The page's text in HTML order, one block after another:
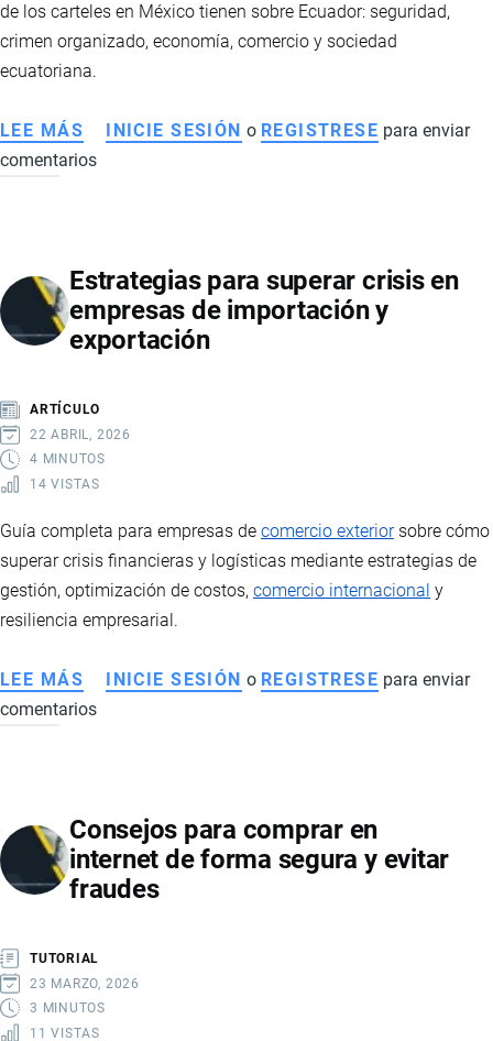
de los carteles en México tienen sobre Ecuador: seguridad,
crimen organizado, economía, comercio y sociedad
ecuatoriana.
LEE MÁS SOBRE
CÓMO
LA
MUERTE
DE
LA
VIOLENCIA
NARCOTRÁFICO
TRANSNACIONAL
INICIE SESIÓN o REGISTRESE para enviar
comentarios
Estrategias para superar crisis en
empresas de importación y
exportación
ARTÍCULO
22 ABRIL, 2026
4 MINUTOS
14 VISTAS
Guía completa para empresas de comercio exteriorsobre cómo
superar crisis financieras y logísticas mediante estrategias de
gestión, optimización de costos, comercio internacional y
resiliencia empresarial.
LEE MÁS SOBRE
ESTRATEGIAS
EN
EMPRESAS
DE
EXPORTACIÓN
INICIE SESIÓN o REGISTRESE para enviar
comentarios
Consejos para comprar en
internet de forma segura y evitar
fraudes
TUTORIAL
23 MARZO, 2026
3 MINUTOS
11 VISTAS